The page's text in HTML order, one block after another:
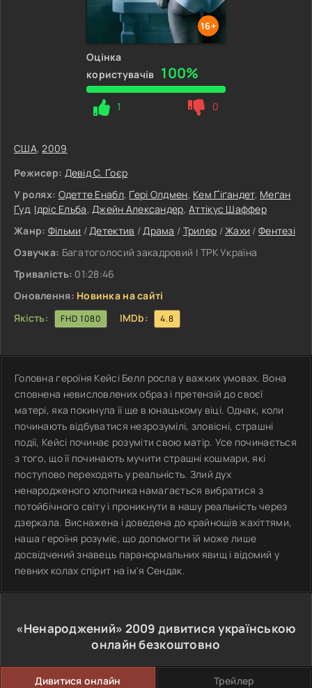
16+
Оцінка
користувачів 100%
1 0
США,2009
Режисер: Девід С. Ґоєр
У ролях: Одетте Енабл, Ґері Олдмен, Кем Ґіґандет, Меґан
Ґуд, Ідріс Ельба,Джейн Александер,Аттікус Шаффер
Жанр: Фільми /Детектив /Драма / Трилер /Жахи /Фентезі
Озвучка: Багатоголосий закадровий | ТРК Україна
Тривалість: 01:28:46
Оновлення: Новинка на сайті
Якість:
FHD 1080 IMDb: 4.8
Головна героїня Кейсі Белл росла у важких умовах. Вона
сповнена невисловлених образ і претензій до своєї
матері, яка покинула її ще в юнацькому віці. Однак, коли
починають відбуватися незрозумілі, зловісні, страшні
події, Кейсі починає розуміти свою матір. Усе починається
з того, що її починають мучити страшні кошмари, які
поступово переходять у реальність. Злий дух
ненародженого хлопчика намагається вибратися з
потойбічного світу і проникнути в нашу реальність через
дзеркала. Виснажена і доведена до крайнощів жахіттями,
наша героїня розуміє, що допомогти їй може лише
досвідчений знавець паранормальних явищ і відомий у
певних колах спірит на ім'я Сендак.
«Ненароджений» 2009 дивитися українською
онлайн безкоштовно
Дивитися онлайн Трейлер